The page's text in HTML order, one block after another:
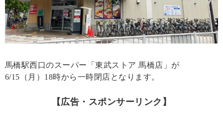
馬橋駅西口のスーパー「東武ストア 馬橋店」が
6/15（月）18時から一時閉店となります。
【広告・スポンサーリンク】